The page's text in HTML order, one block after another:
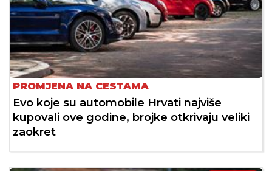
PROMJENA NA CESTAMA
Evo koje su automobile Hrvati najviše
kupovali ove godine, brojke otkrivaju veliki
zaokret